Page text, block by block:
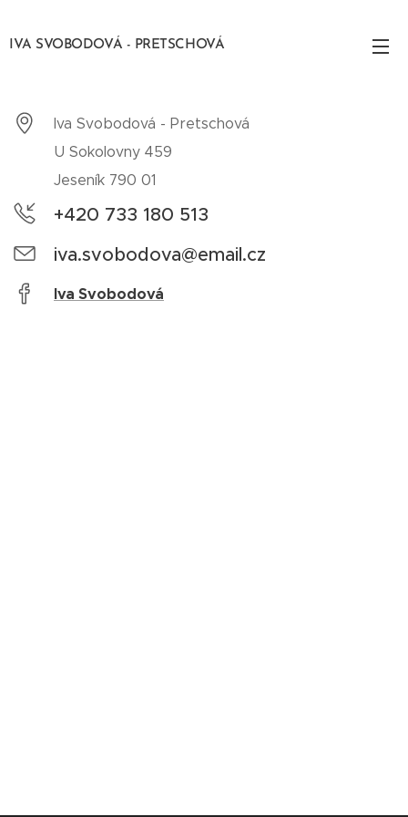
IVA SVOBODOVÁ - PRETSCHOVÁ
Iva Svobodová - Pretschová
U Sokolovny 459
Jeseník 790 01
+420 733 180 513
iva.svobodova@email.cz
Iva Svobodová